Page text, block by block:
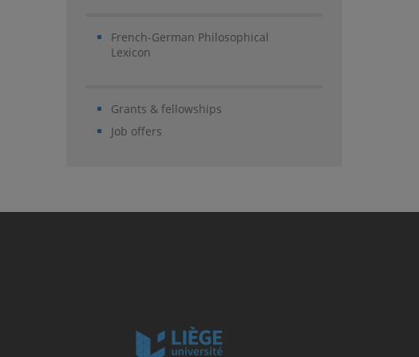
French-German Philosophical
Lexicon
Grants & fellowships
Job offers